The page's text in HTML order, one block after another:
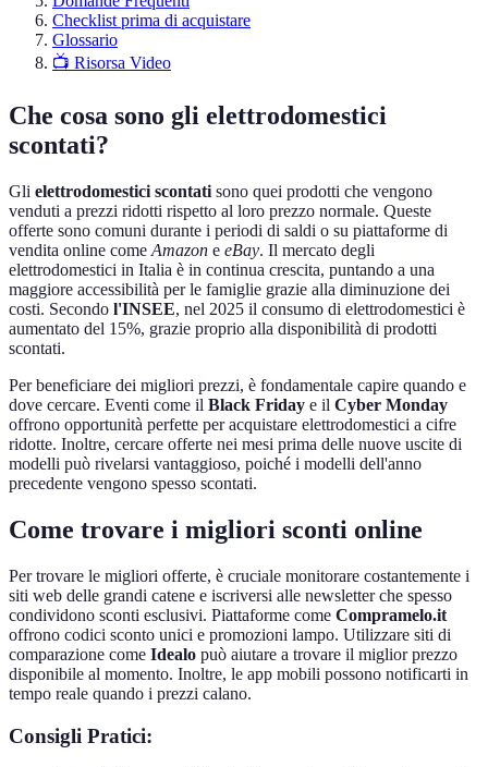
Checklist prima di acquistare
Glossario
📺 Risorsa Video
Che cosa sono gli elettrodomestici
scontati?
Gli elettrodomestici scontati sono quei prodotti che vengono
venduti a prezzi ridotti rispetto al loro prezzo normale. Queste
offerte sono comuni durante i periodi di saldi o su piattaforme di
vendita online come Amazon e eBay. Il mercato degli
elettrodomestici in Italia è in continua crescita, puntando a una
maggiore accessibilità per le famiglie grazie alla diminuzione dei
costi. Secondo l'INSEE, nel 2025 il consumo di elettrodomestici è
aumentato del 15%, grazie proprio alla disponibilità di prodotti
scontati.
Per beneficiare dei migliori prezzi, è fondamentale capire quando e
dove cercare. Eventi come il Black Friday e il Cyber Monday
offrono opportunità perfette per acquistare elettrodomestici a cifre
ridotte. Inoltre, cercare offerte nei mesi prima delle nuove uscite di
modelli può rivelarsi vantaggioso, poiché i modelli dell'anno
precedente vengono spesso scontati.
Come trovare i migliori sconti online
Per trovare le migliori offerte, è cruciale monitorare costantemente i
siti web delle grandi catene e iscriversi alle newsletter che spesso
condividono sconti esclusivi. Piattaforme come Compramelo.it
offrono codici sconto unici e promozioni lampo. Utilizzare siti di
comparazione come Idealo può aiutare a trovare il miglior prezzo
disponibile al momento. Inoltre, le app mobili possono notificarti in
tempo reale quando i prezzi calano.
Consigli Pratici: